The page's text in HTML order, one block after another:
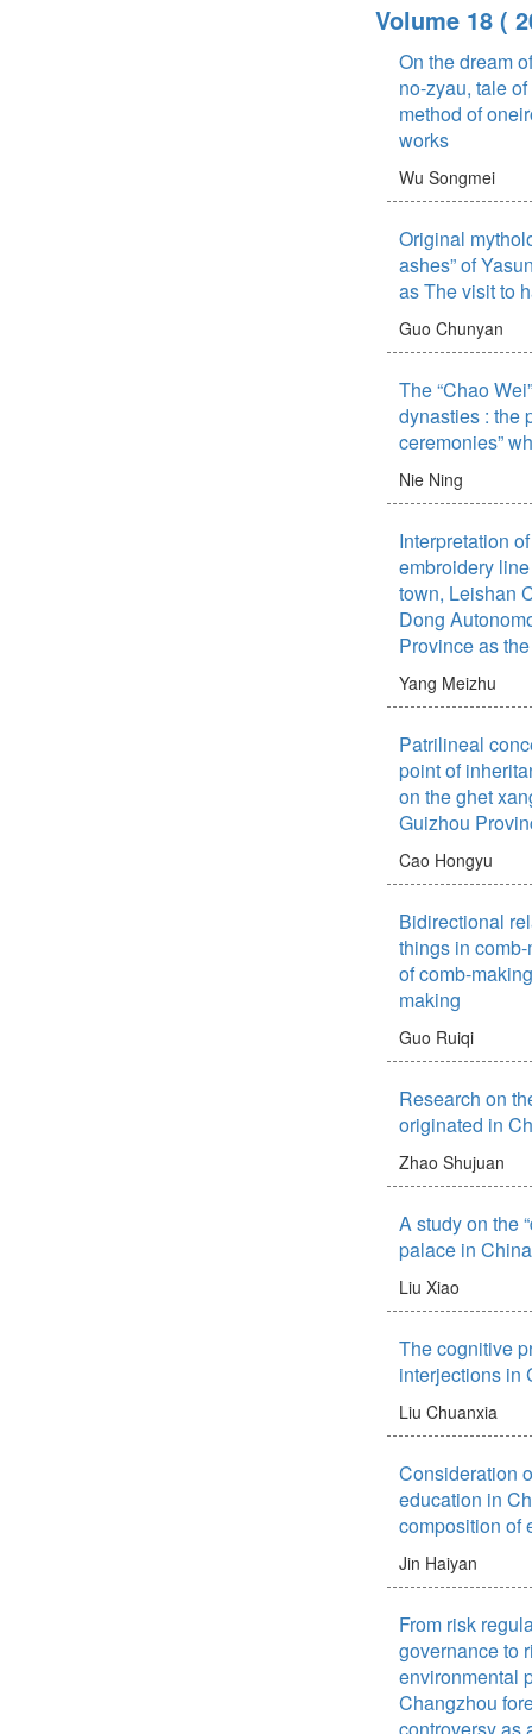
は明らかにされて
作業現場で日本
解するためには、
徴から、文末表現
せないと考えられ
には、「発話の機
いて初めてわかる
本稿は鉄骨工場の
現場をフィールド
実習生に向けられ
話における文末表
た。そのうえで、
特徴と技能実習生
較を通し、両者の
て、１）作業現場
が半数近くあり、
えるのに対し、講
りが主導的な地位
２）作業現場では
習用教材では、丁
ていること、３）
等の∅形」の使用
いのに対し、講習
∅形」の使用率は
４）作業現場では
ものについては、
的であるのに対し
としても、元の形
ることが明らかに
況を踏まえ、今後
現場で働く日本語
表現をどのように
のかについて、工
Volume 18 (
On the dream
no-zyau, tale
method of
works
Wu Songmei
Original
ashes” of
as The visit to
Guo Chunyan
The “Chao
dynasties : the
ceremonies”
Nie Ning
Interpretation
embroidery
town, Leishan
Dong
Province as
Yang Meizhu
Patrilineal
point of
on the ghet
Guizhou
Cao Hongyu
Bidirectional
things in
of comb-
making
Guo Ruiqi
Research on
originated in
Zhao Shujuan
A study on the
palace in China
Liu Xiao
The cognitive
interjections in
Liu Chuanxia
Consideration
education in
composition of
Jin Haiyan
From risk
governance to
environmental
Changzhou